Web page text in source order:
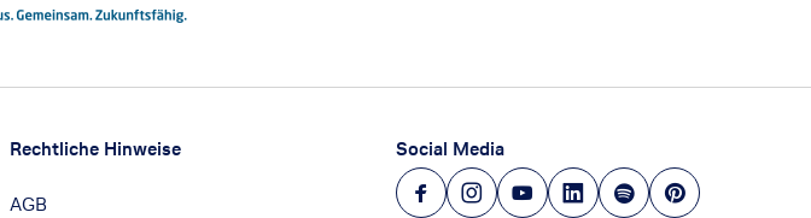
Rechtliche Hinweise
AGB
Social Media